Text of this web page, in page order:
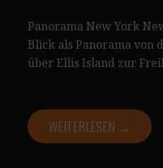
Panorama New York
Blick als Panorama von
über Ellis Island zur
WEITERLESEN →